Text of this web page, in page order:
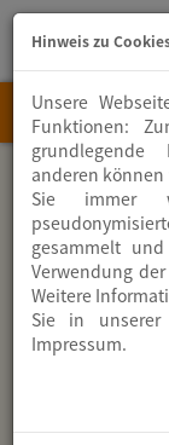
Home ZION
Freundesbrief
30.03.2026
Ein neuer
Gerne senden
Hinweis zu
Unsere
Funktionen:
grundlegende
anderen
Sie immer
gesammelt
Verwendung
Weitere
Sie in unserer
Impressum.